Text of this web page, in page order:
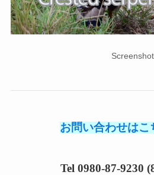
Screenshot
お問い合わせはこ
Tel 0980-87-9230